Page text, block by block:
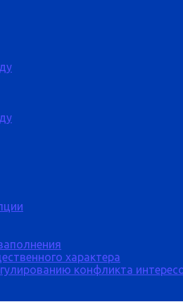
характера
конфликта